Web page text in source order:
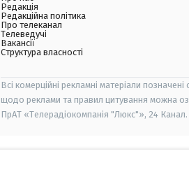
Редакція
Редакційна політика
Про телеканал
Телеведучі
Вакансії
Структура власності
Всі комерційні рекламні матеріали
щодо реклами та правил цитування можна
ПрАТ «Телерадіокомпанія "Люкс"», 24 Канал.